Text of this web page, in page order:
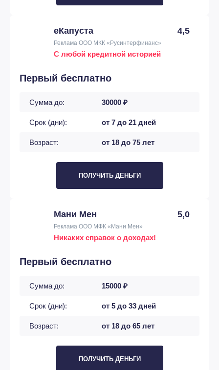
еКапуста 4,5
Реклама ООО МКК «Русинтерфинанс»
С любой кредитной историей
Первый бесплатно
Сумма до: 30000 ₽
Срок (дни): от 7 до 21 дней
Возраст: от 18 до 75 лет
ПОЛУЧИТЬ ДЕНЬГИ
Мани Мен 5,0
Реклама ООО МФК «Мани Мен»
Никаких справок о доходах!
Первый бесплатно
Сумма до: 15000 ₽
Срок (дни): от 5 до 33 дней
Возраст: от 18 до 65 лет
ПОЛУЧИТЬ ДЕНЬГИ